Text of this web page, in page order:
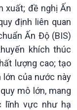
xuất; đề nghị Ấn
định liên quan
Ấn Độ (BIS)
khích thúc
lượng cao; tạo
của nước này
mô lớn, mang
lĩnh vực như hạ